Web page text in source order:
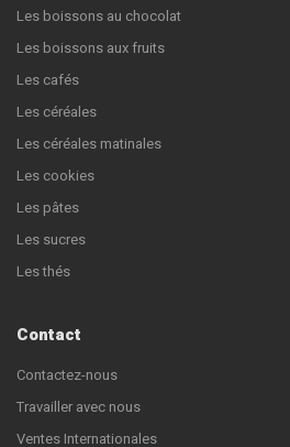
Les boissons au chocolat
Les boissons aux fruits
Les cafés
Les céréales
Les céréales matinales
Les cookies
Les pâtes
Les sucres
Les thés
Contact
Contactez-nous
Travailler avec nous
Ventes Internationales